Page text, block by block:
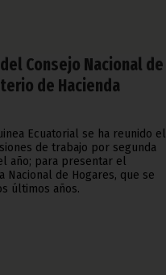
Consejo Nacional de
de Hacienda
Ecuatorial se ha reunido el
de trabajo por segunda
año; para presentar el
Nacional de Hogares, que se
últimos años.